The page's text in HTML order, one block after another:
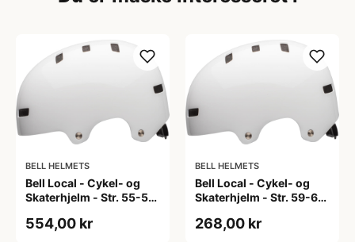
BELL HELMETS
Bell Local - Cykel- og
Skaterhjelm - Str. 55-59
554,00 kr
BELL HELMETS
Bell Local - Cykel- og
Skaterhjelm - Str. 59-63
268,00 kr